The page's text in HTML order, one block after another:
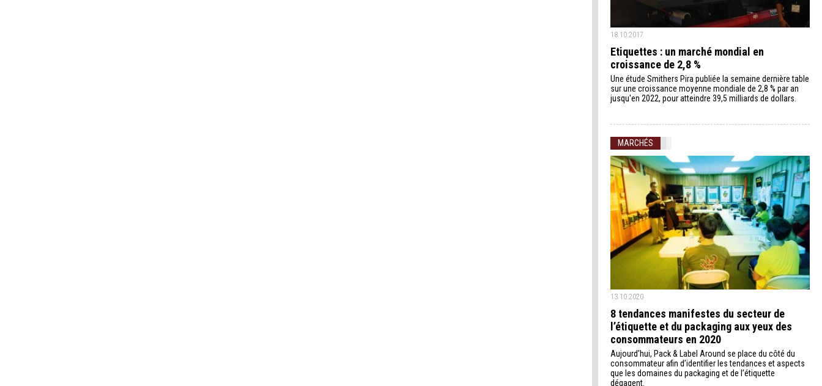
18.10.2017
Etiquettes : un marché mondial en
croissance de 2,8 %
Une étude Smithers Pira publiée la semaine dernière table
sur une croissance moyenne mondiale de 2,8 % par an
jusqu'en 2022, pour atteindre 39,5 milliards de dollars.
MARCHÉS
13.10.2020
8 tendances manifestes du secteur de
l’étiquette et du packaging aux yeux des
consommateurs en 2020
Aujourd’hui, Pack & Label Around se place du côté du
consommateur afin d’identifier les tendances et aspects
que les domaines du packaging et de l’étiquette
dégagent.